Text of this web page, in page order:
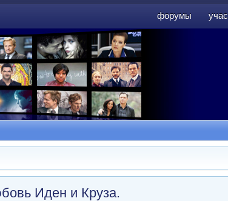
форумы
Иден и Круза.